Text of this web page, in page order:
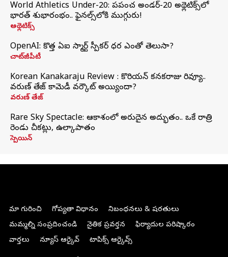
World Athletics Under-20: ప్రపంచ అండర్-20 అథ్లెటిక్స్‌లో
భారత్‌ శుభారంభం.. ఫైనల్స్‌లోకి ముగ్గురు!
అథ్లెటిక్స్
OpenAI: కొత్త ఏఐ స్మార్ట్ స్పీకర్ ధర ఎంతో తెలుసా?
చాట్‌జీపీటీ
Korean Kanakaraju Review : కొరియన్ కనకరాజు రివ్యూ..
వరుణ్ తేజ్ కామెడీ వర్కౌట్ అయ్యిందా?
వరుణ్ తేజ్
Rare Sky Spectacle: ఆకాశంలో అరుదైన అద్భుతం.. ఒకే రాత్రి
రెండు చీకట్లు, ఉల్కాపాతం
స్పెయిన్
మా గురించి గోప్యతా విధానం
నిబంధనలు & షరతులు
మమ్మల్ని సంప్రదించండి
నైతిక ప్రవర్తన
ఫిర్యాదుల పరిష్కారం
వార్తలు
న్యూస్ ఆర్కైవ్ టాపిక్స్ ఆర్కైవ్స్